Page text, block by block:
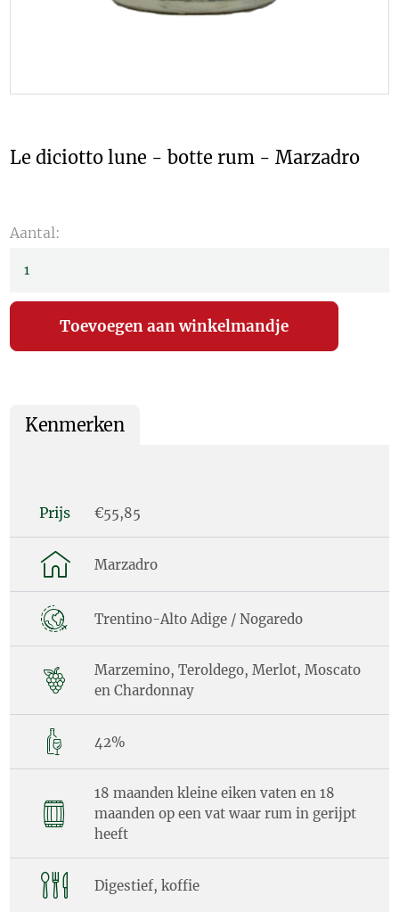
Le diciotto lune - botte rum - Marzadro
Aantal:
Kenmerken
Prijs €55,85
Marzadro
Trentino-Alto Adige / Nogaredo
Marzemino, Teroldego, Merlot, Moscato
en Chardonnay
42%
18 maanden kleine eiken vaten en 18
maanden op een vat waar rum in gerijpt
heeft
Digestief, koffie